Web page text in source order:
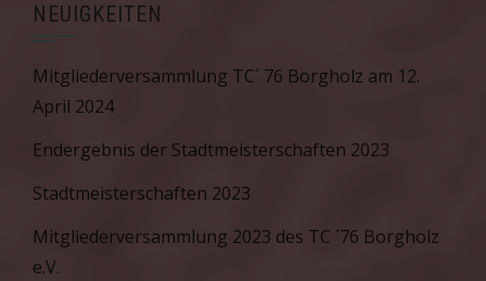
NEUIGKEITEN
Mitgliederversammlung TC´ 76 Borgholz am 12.
April 2024
Endergebnis der Stadtmeisterschaften 2023
Stadtmeisterschaften 2023
Mitgliederversammlung 2023 des TC ´76 Borgholz
e.V.